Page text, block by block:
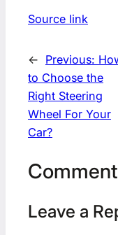
Source link
← Previous:
to Choose the
Right Steering
Wheel For Your
Car?
Leave a